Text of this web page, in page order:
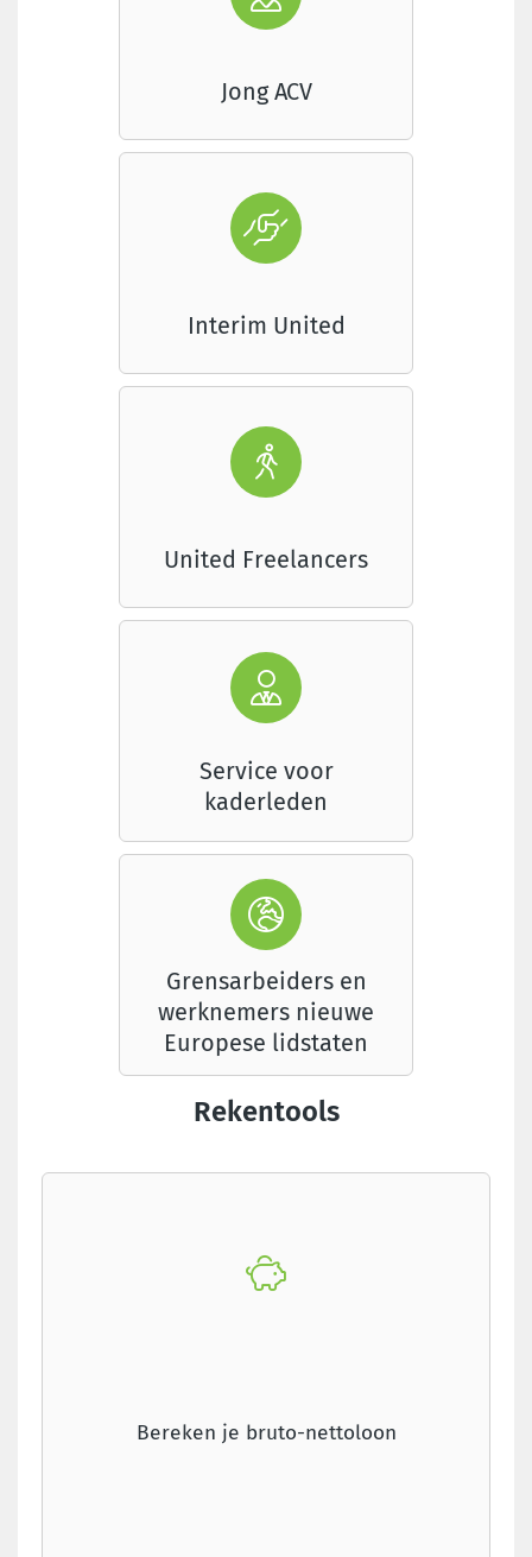
Jong ACV
Interim United
United Freelancers
Service voor
kaderleden
Grensarbeiders en
werknemers nieuwe
Europese lidstaten
Rekentools
Bereken je bruto-nettoloon